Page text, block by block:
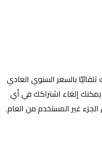
بالسعر السنوي العادي
يمكنك إلغاء اشتراكك في أي
غير المستخدم من العام.